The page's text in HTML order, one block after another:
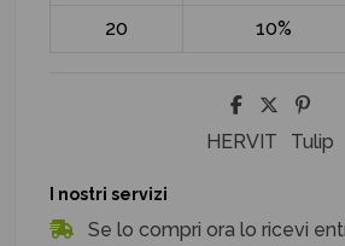
20 10%
HERVIT Tulip
I nostri servizi
Se lo compri ora lo ricevi